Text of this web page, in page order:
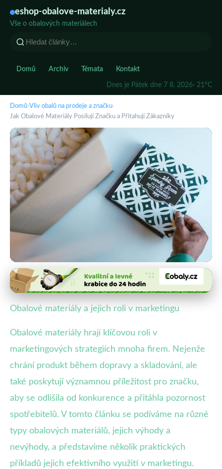
eshop-obalove-materialy.cz
Vše o obalových materiálech
Domů Archiv Témata Kontakt
Dnes je Pátek dne 7 8. 2026· 21°C
Domů›Vliv obalů na prodeje a značku›
Jak Obalové Materiály Posilují Značku a Přitahují Zákazníky
Vliv obalů na prodeje a značku
Jak Obalové Materiály Posilují
Obalové materiály a jejich roli v marketingu
Obalové materiály hrají klíčovou roli v
marketingových strategiích mnoha firem. Nejenže
chrání produkt během dopravy a skladování, ale
také poskytují významnou příležitost pro značku,
aby se odlišila od konkurence a přitáhla pozornost
spotřebitelů. V tomto článku se podíváme na různé
typy obalových materiálů, jejich výhody a
nevýhody, a představíme několik praktických
příkladů jejich efektivního využití v marketingu.